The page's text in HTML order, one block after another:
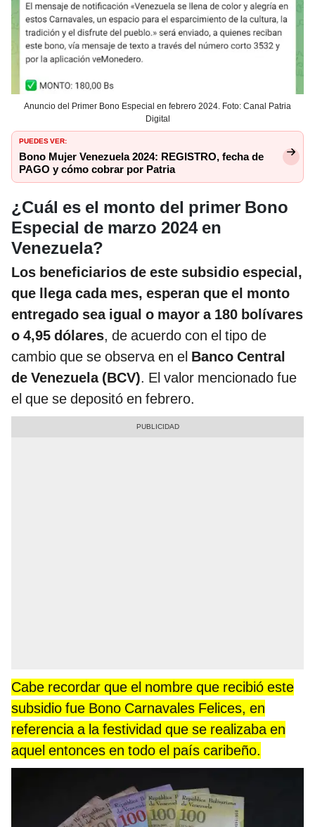
Anuncio del Primer Bono Especial en febrero 2024. Foto: Canal Patria
Digital
PUEDES VER:
Bono Mujer Venezuela 2024: REGISTRO, fecha de
PAGO y cómo cobrar por Patria
¿Cuál es el monto del primer Bono
Especial de marzo 2024 en
Venezuela?
Los beneficiarios de este subsidio especial,
que llega cada mes, esperan que el monto
entregado sea igual o mayor a 180 bolívares
o 4,95 dólares, de acuerdo con el tipo de
cambio que se observa en el Banco Central
de Venezuela (BCV). El valor mencionado fue
el que se depositó en febrero.
Cabe recordar que el nombre que recibió este
subsidio fue Bono Carnavales Felices, en
referencia a la festividad que se realizaba en
aquel entonces en todo el país caribeño.